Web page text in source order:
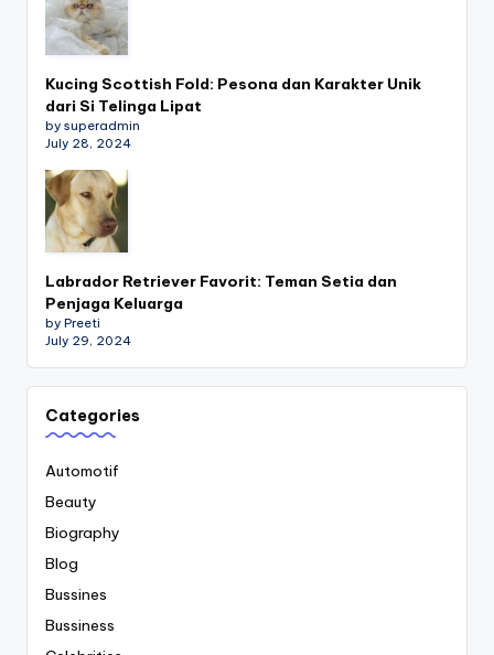
Kucing Scottish Fold: Pesona dan Karakter Unik
dari Si Telinga Lipat
by superadmin
July 28, 2024
Labrador Retriever Favorit: Teman Setia dan
Penjaga Keluarga
by Preeti
July 29, 2024
Categories
Automotif
Beauty
Biography
Blog
Bussines
Bussiness